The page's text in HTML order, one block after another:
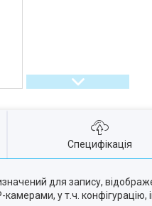
Специфікація
для запису,
у т.ч. конфігурацію,